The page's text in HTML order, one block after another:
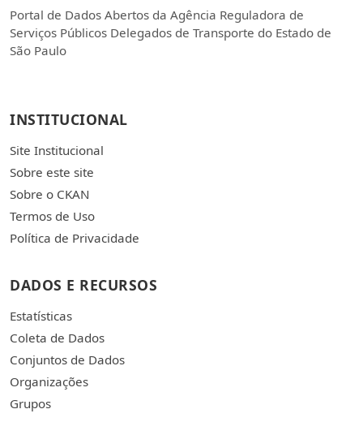
Portal de Dados Abertos da Agência Reguladora de
Serviços Públicos Delegados de Transporte do Estado de
São Paulo
INSTITUCIONAL
Site Institucional
Sobre este site
Sobre o CKAN
Termos de Uso
Política de Privacidade
DADOS E RECURSOS
Estatísticas
Coleta de Dados
Conjuntos de Dados
Organizações
Grupos